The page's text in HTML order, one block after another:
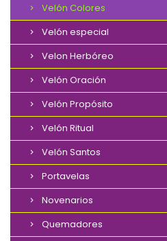
Velón Colores
Velón especial
Velon Herbóreo
Velón Oración
Velón Propósito
Velón Ritual
Velón Santos
Portavelas
Novenarios
Quemadores